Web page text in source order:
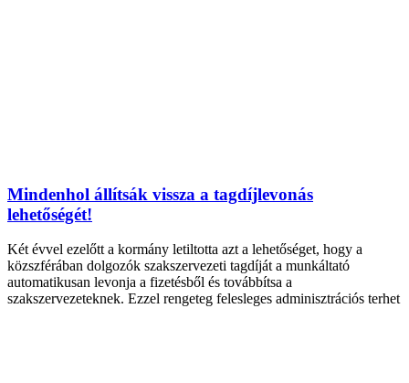
Mindenhol állítsák vissza a tagdíjlevonás
lehetőségét!
Két évvel ezelőtt a kormány letiltotta azt a lehetőséget, hogy a
közszférában dolgozók szakszervezeti tagdíját a munkáltató
automatikusan levonja a fizetésből és továbbítsa a
szakszervezeteknek. Ezzel rengeteg felesleges adminisztrációs terhet